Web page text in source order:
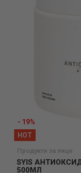
- 19%
HOT
Продукти за лице
SYIS
500МЛ